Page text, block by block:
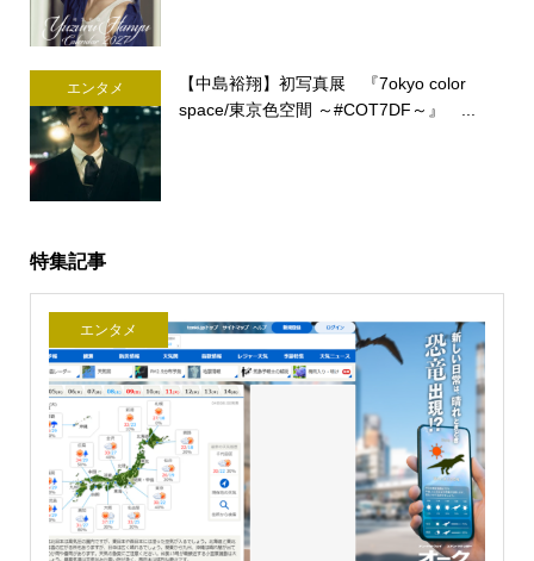
エンタメ
【中島裕翔】初写真展 『7okyo color
space/東京色空間 ～#COT7DF～』 ...
特集記事
エンタメ